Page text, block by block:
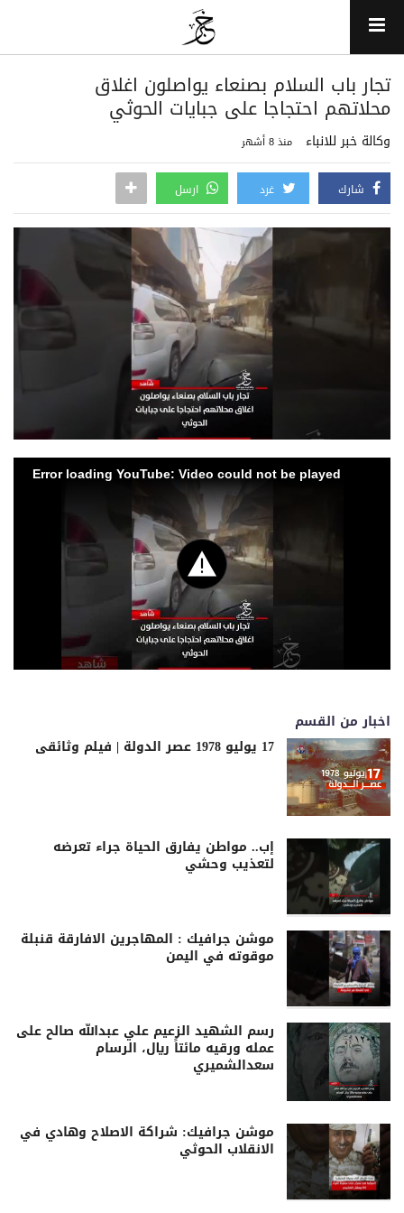
تجار باب السلام بصنعاء يواصلون اغلاق
محلاتهم احتجاجا على جبايات الحوثي
وكالة خبر للانباء منذ 8 أشهر
شارك غرد ارسل
Error loading YouTube: Video could not be played
اخبار من القسم
17 يوليو 1978 عصر الدولة | فيلم وثائقى
إب.. مواطن يفارق الحياة جراء تعرضه
لتعذيب وحشي
موشن جرافيك : المهاجرين الافارقة قنبلة
موقوته في اليمن
رسم الشهيد الزعيم علي عبدالله صالح على
عمله ورقيه مائتاً ريال، الرسام
سعدالشميري
موشن جرافيك: شراكة الاصلاح وهادي في
الانقلاب الحوثي